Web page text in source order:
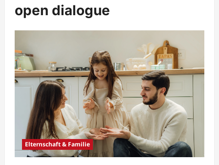
open dialogue
Elternschaft & Familie